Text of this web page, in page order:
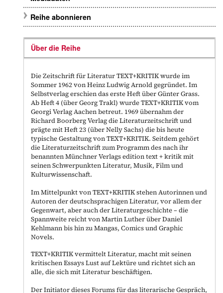
Reihe abonnieren
Über die Reihe
Die Zeitschrift für Literatur TEXT+KRITIK wurde im
Sommer 1962 von Heinz Ludwig Arnold gegründet. Im
Selbstverlag erschien das erste Heft über Günter Grass.
Ab Heft 4 (über Georg Trakl) wurde TEXT+KRITIK vom
Georgi Verlag Aachen betreut. 1969 übernahm der
Richard Boorberg Verlag die Literaturzeitschrift und
prägte mit Heft 23 (über Nelly Sachs) die bis heute
typische Gestaltung von TEXT+KRITIK. Seitdem gehört
die Literaturzeitschrift zum Programm des nach ihr
benannten Münchner Verlags edition text + kritik mit
seinen Schwerpunkten Literatur, Musik, Film und
Kulturwissenschaft.
Im Mittelpunkt von TEXT+KRITIK stehen Autorinnen und
Autoren der deutschsprachigen Literatur, vor allem der
Gegenwart, aber auch der Literaturgeschichte – die
Spannweite reicht von Martin Luther über Daniel
Kehlmann bis hin zu Mangas, Comics und Graphic
Novels.
TEXT+KRITIK vermittelt Literatur, macht mit seinen
kritischen Essays Lust auf Lektüre und richtet sich an
alle, die sich mit Literatur beschäftigen.
Der Initiator dieses Forums für das literarische Gespräch,